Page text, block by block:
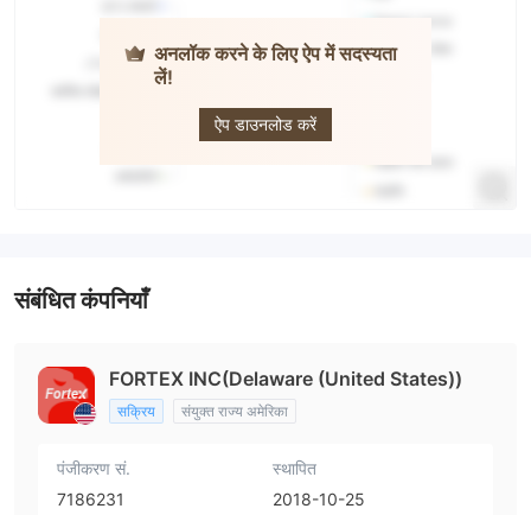
अनलॉक करने के लिए ऐप में सदस्यता
लें!
ऐप डाउनलोड करें
संबंधित कंपनियाँ
FORTEX INC(Delaware (United States))
सक्रिय संयुक्त राज्य अमेरिका
पंजीकरण सं.
7186231
स्थापित
2018-10-25